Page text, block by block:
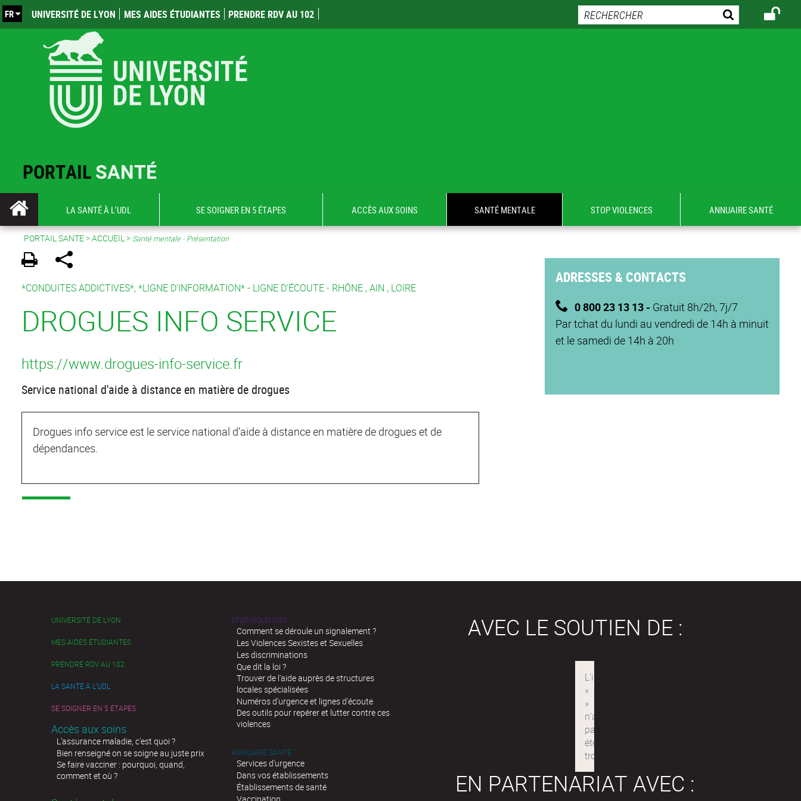
PORTAILSANTÉ
UNIVERSITÉ DE LYON MES AIDES ÉTUDIANTES PRENDRE RDV AU 102
FR
LA SANTÉ À L'UDL SE SOIGNER EN 5 ÉTAPES ACCÈS AUX SOINS SANTÉ MENTALE STOP VIOLENCES ANNUAIRE SANTÉ
PORTAIL SANTE>ACCUEIL> Santé mentale - Présentation
*CONDUITES ADDICTIVES*, *LIGNE D'INFORMATION* - LIGNE D'ÉCOUTE - RHÔNE ,AIN , LOIRE
DROGUES INFO SERVICE
https://www.drogues-info-service.fr
Service national d'aide à distance en matière de drogues
Drogues info service est le service national d’aide à distance en matière de drogues et de
dépendances.
ADRESSES & CONTACTS
0 800 23 13 13 - Gratuit 8h/2h, 7j/7
Par tchat du lundi au vendredi de 14h à minuit
et le samedi de 14h à 20h
UNIVERSITÉ DE LYON
MES AIDES ÉTUDIANTES
PRENDRE RDV AU 102
LA SANTÉ À L'UDL
SE SOIGNER EN 5 ÉTAPES
Accès aux soins
L’assurance maladie, c’est quoi ?
Bien renseigné on se soigne au juste prix
Se faire vacciner : pourquoi, quand,
comment et où ?
STOP VIOLENCES
Comment se déroule un signalement ?
Les Violences Sexistes et Sexuelles
Les discriminations
Que dit la loi ?
Trouver de l'aide auprès de structures
locales spécialisées
Numéros d'urgence et lignes d'écoute
Des outils pour repérer et lutter contre ces
violences
ANNUAIRE SANTÉ
Services d'urgence
Dans vos établissements
Établissements de santé
AVEC LE SOUTIEN DE :
EN PARTENARIAT AVEC :